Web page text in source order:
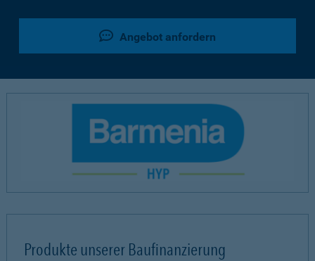
Angebot anfordern
Produkte unserer Baufinanzierung